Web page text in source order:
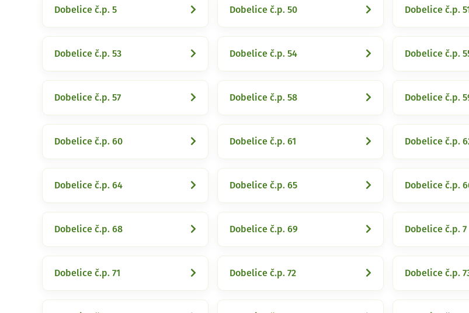
Dobelice č.p. 5 Dobelice č.p. 50 Dobelice č.p. 51
Dobelice č.p. 53 Dobelice č.p. 54 Dobelice č.p.
Dobelice č.p. 57 Dobelice č.p. 58 Dobelice č.p.
Dobelice č.p. 60 Dobelice č.p. 61 Dobelice č.p.
Dobelice č.p. 64 Dobelice č.p. 65 Dobelice č.p.
Dobelice č.p. 68 Dobelice č.p. 69 Dobelice č.p. 7
Dobelice č.p. 71 Dobelice č.p. 72 Dobelice č.p.